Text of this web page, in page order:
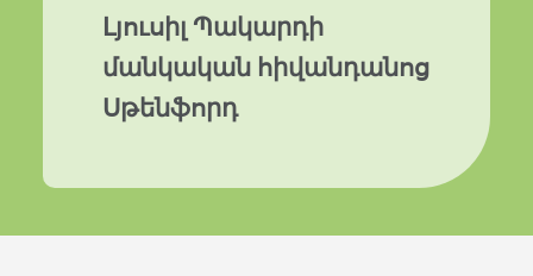
Լյուսիլ Պակարդի
մանկական հիվանդանոց
Սթենֆորդ